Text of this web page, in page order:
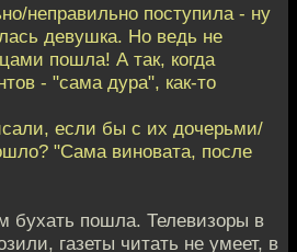
неправильно поступила - ну
девушка. Но ведь не
пошла! А так, когда
- "сама дура", как-то
если бы с их дочерьми/
"Сама виновата, после
бухать пошла. Телевизоры в
газеты читать не умеет, в